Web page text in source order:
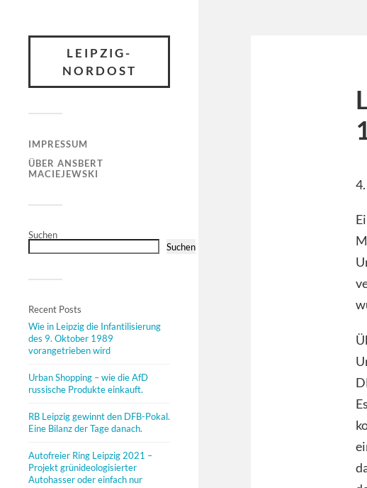
LEIPZIG-
NORDOST
IMPRESSUM
ÜBER ANSBERT
MACIEJEWSKI
Suchen
Suchen
Recent Posts
Wie in Leipzig die Infantilisierung
des 9. Oktober 1989
vorangetrieben wird
Urban Shopping – wie die AfD
russische Produkte einkauft.
RB Leipzig gewinnt den DFB-Pokal.
Eine Bilanz der Tage danach.
Autofreier Ring Leipzig 2021 –
Projekt grünideologisierter
Autohasser oder einfach nur